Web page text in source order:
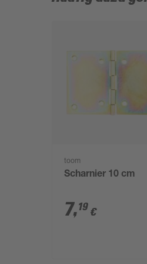
toom
Scharnier 10 cm
7,19 €